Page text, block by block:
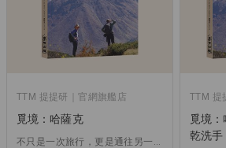
TTM 提提研｜官網旗艦店
覓境：哈薩克
不只是一次旅行，更是通往另一個 Another Land 的開始
TTM 提
覓境
乾洗手